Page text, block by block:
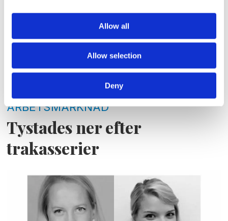
Allow all
Allow selection
Deny
ARBETSMARKNAD
Tystades ner efter
trakasserier